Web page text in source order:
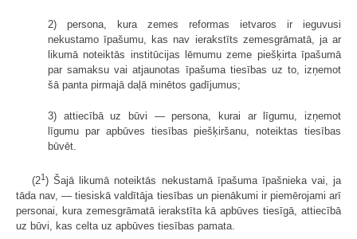
2) persona, kura zemes reformas ietvaros ir ieguvusi
nekustamo īpašumu, kas nav ierakstīts zemesgrāmatā, ja ar
likumā noteiktās institūcijas lēmumu zeme piešķirta īpašumā
par samaksu vai atjaunotas īpašuma tiesības uz to, izņemot
šā panta pirmajā daļā minētos gadījumus;
3) attiecībā uz būvi — persona, kurai ar līgumu, izņemot
līgumu par apbūves tiesības piešķiršanu, noteiktas tiesības
būvēt.
(21) Šajā likumā noteiktās nekustamā īpašuma īpašnieka vai, ja
tāda nav, — tiesiskā valdītāja tiesības un pienākumi ir piemērojami arī
personai, kura zemesgrāmatā ierakstīta kā apbūves tiesīgā, attiecībā
uz būvi, kas celta uz apbūves tiesības pamata.